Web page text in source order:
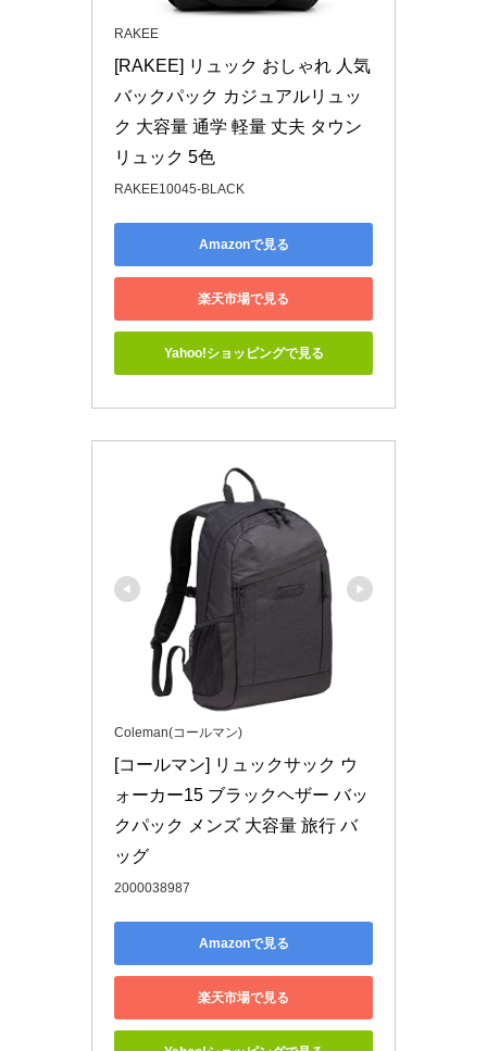
RAKEE
[RAKEE] リュック おしゃれ 人気
バックパック カジュアルリュッ
ク 大容量 通学 軽量 丈夫 タウン
リュック 5色
RAKEE10045-BLACK
Amazonで見る
楽天市場で見る
Yahoo!ショッピングで見る
Coleman(コールマン)
[コールマン] リュックサック ウ
ォーカー15 ブラックヘザー バッ
クパック メンズ 大容量 旅行 バ
ッグ
2000038987
Amazonで見る
楽天市場で見る